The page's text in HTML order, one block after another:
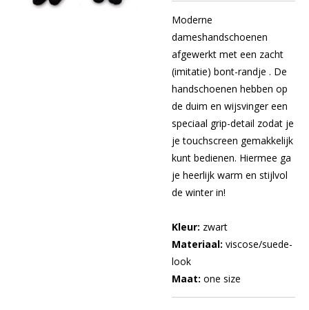
Moderne
dameshandschoenen
afgewerkt met een zacht
(imitatie) bont-randje . De
handschoenen hebben op
de duim en wijsvinger een
speciaal grip-detail zodat je
je touchscreen gemakkelijk
kunt bedienen. Hiermee ga
je heerlijk warm en stijlvol
de winter in!
Kleur: zwart
Materiaal: viscose/suede-
look
Maat: one size